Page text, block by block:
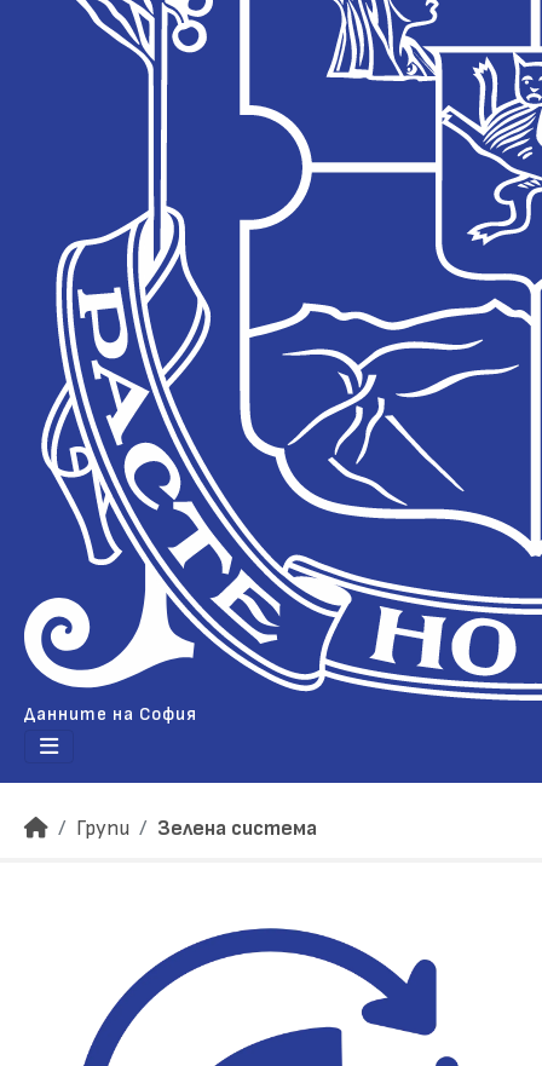
Данните на София
Групи Зелена система